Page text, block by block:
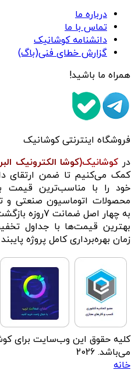
درباره ما
تماس با ما
دانشنامه کوشانیک
گزارش خطای فنی(باگ)
همراه ما باشید!
فروشگاه اینترنتی کوشانیک
در کوشانیک(کوشا الکترونیک
کمک می‌کنیم تا ضمن ارتقای
خود را با مناسب‌ترین قیمت
محصولات اتوماسیون صنعتی و
به چهار اصل
بهترین قیمت‌ها با جداول
زمان بهره‌برداری کامل پروژه
کلیه حقوق این وب‌سایت برای
می‌باشد. 2026
خانه